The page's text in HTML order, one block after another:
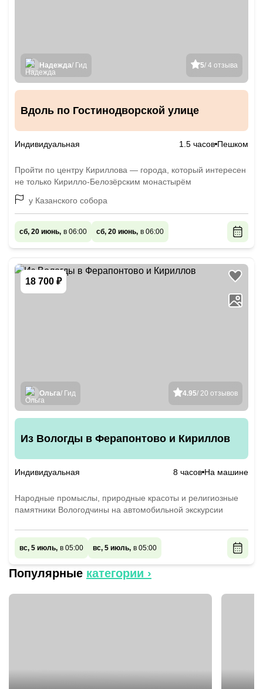
5/ 4 отзыва
Надежда/ Гид
Вдоль по Гостинодворской улице
Индивидуальная 1.5 часов Пешком
Пройти по центру Кириллова — города, который интересен
не только Кирилло-Белозёрским монастырём
у Казанского собора
сб, 20 июнь, в 06:00 сб, 20 июнь, в 06:00
18 700 ₽
4.95/ 20 отзывов
Ольга/ Гид
Из Вологды в Ферапонтово и Кириллов
Индивидуальная 8 часов На машине
Народные промыслы, природные красоты и религиозные
памятники Вологодчины на автомобильной экскурсии
вс, 5 июль, в 05:00 вс, 5 июль, в 05:00
Популярные категории ›